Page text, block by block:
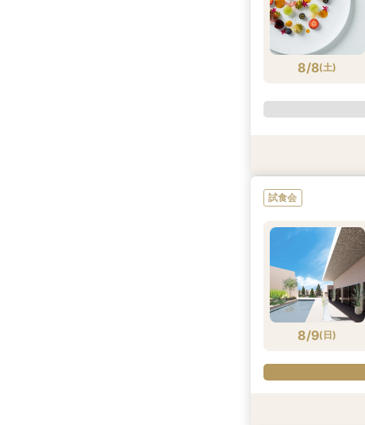
8/8(土)
8/8(土)
8/8(土)
試食会
8/9( 日)